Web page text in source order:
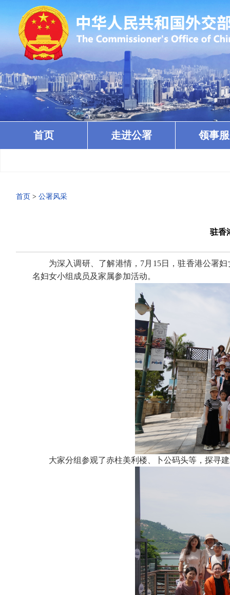
首页 走进公署 领事
首页 > 公署风采
驻香
为深入调研、了解港情，7月15日，驻香港公署妇
名妇女小组成员及家属参加活动。
大家分组参观了赤柱美利楼、卜公码头等，探寻建